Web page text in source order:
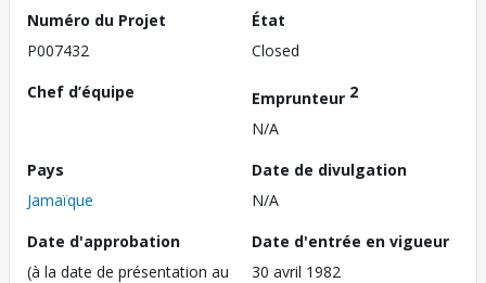
Numéro du Projet
P007432
État
Closed
Chef d’équipe
Emprunteur 2
N/A
Pays
Jamaïque
Date de divulgation
N/A
Date d'approbation
(à la date de présentation au
Date d'entrée en vigueur
30 avril 1982